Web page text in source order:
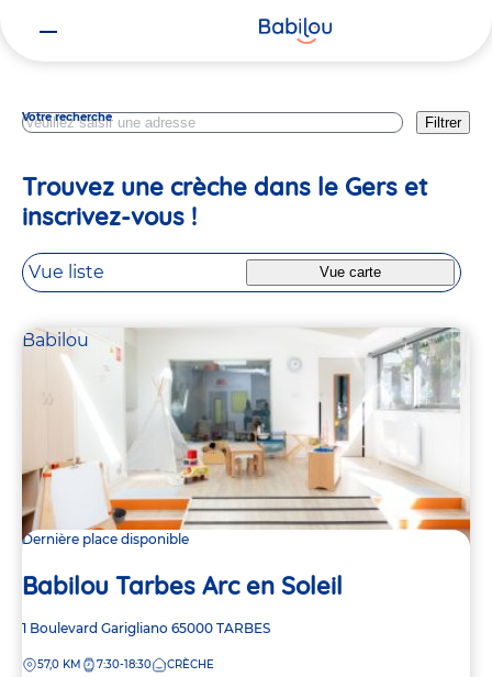
Votre recherche Filtrer
Trouvez une crèche dans le Gers et
inscrivez-vous !
Vue liste Vue carte
Babilou
Dernière place disponible
Babilou Tarbes Arc en Soleil
Adresse
la
1 Boulevard Garigliano 65000 TARBES
DISTANCE
57,0 KM 7:30-18:30 CRÈCHE